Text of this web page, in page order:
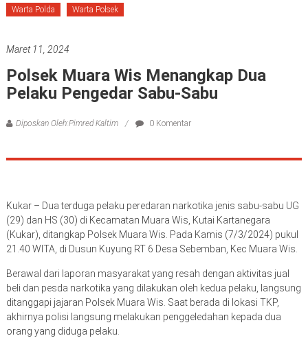
Warta Polda Warta Polsek
Maret 11, 2024
Polsek Muara Wis Menangkap Dua
Pelaku Pengedar Sabu-Sabu
Diposkan Oleh:Pimred Kaltim 0 Komentar
Kukar – Dua terduga pelaku peredaran narkotika jenis sabu-sabu UG
(29) dan HS (30) di Kecamatan Muara Wis, Kutai Kartanegara
(Kukar), ditangkap Polsek Muara Wis. Pada Kamis (7/3/2024) pukul
21.40 WITA, di Dusun Kuyung RT 6 Desa Sebemban, Kec Muara Wis.
Berawal dari laporan masyarakat yang resah dengan aktivitas jual
beli dan pesda narkotika yang dilakukan oleh kedua pelaku, langsung
ditanggapi jajaran Polsek Muara Wis. Saat berada di lokasi TKP,
akhirnya polisi langsung melakukan penggeledahan kepada dua
orang yang diduga pelaku.